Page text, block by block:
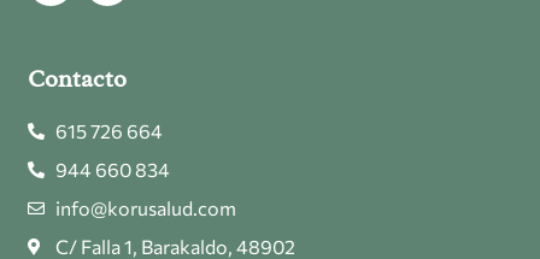
Contacto
615 726 664
944 660 834
info@korusalud.com
C/ Falla 1, Barakaldo, 48902